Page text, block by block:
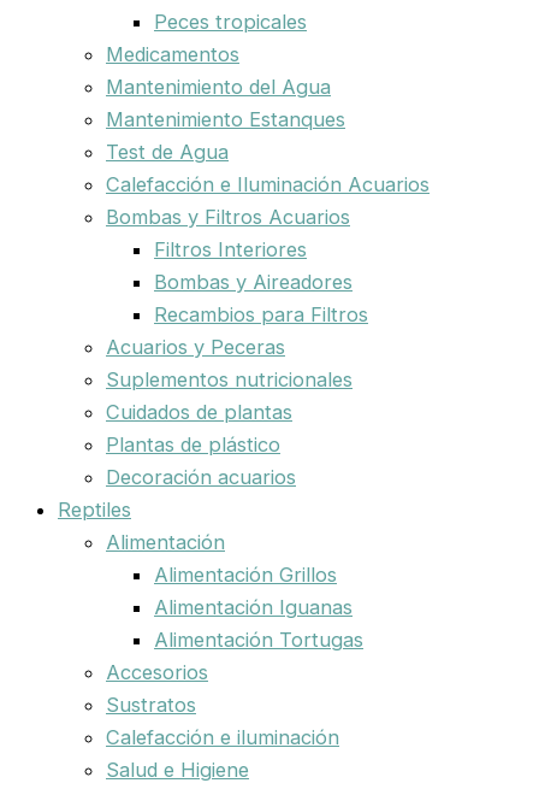
Peces tropicales
Medicamentos
Mantenimiento del Agua
Mantenimiento Estanques
Test de Agua
Calefacción e Iluminación Acuarios
Bombas y Filtros Acuarios
Filtros Interiores
Bombas y Aireadores
Recambios para Filtros
Acuarios y Peceras
Suplementos nutricionales
Cuidados de plantas
Plantas de plástico
Decoración acuarios
Reptiles
Alimentación
Alimentación Grillos
Alimentación Iguanas
Alimentación Tortugas
Accesorios
Sustratos
Calefacción e iluminación
Salud e Higiene